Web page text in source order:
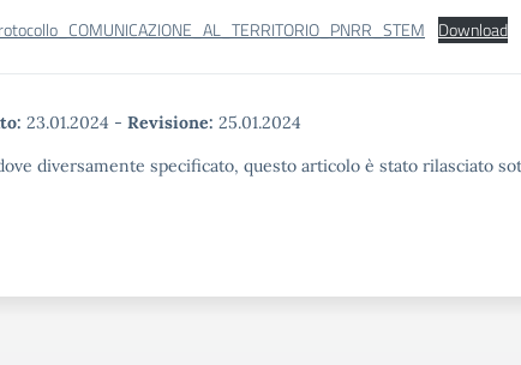
Download
23.01.2024 - Revisione: 25.01.2024
diversamente specificato, questo articolo è stato rilasciato